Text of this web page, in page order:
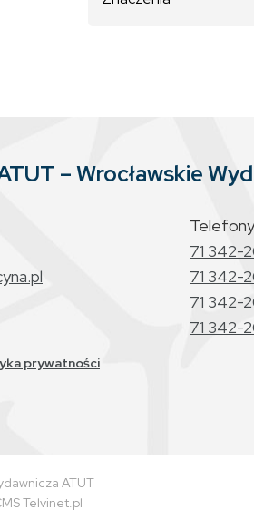
– Wrocławskie
71 342-
71 342-
71 342-
71 342-
prywatności
ATUT
Telvinet.pl